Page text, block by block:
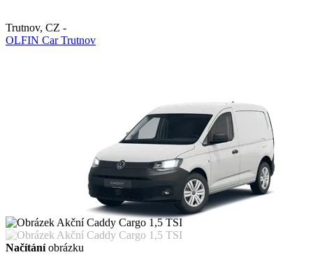
Trutnov, CZ -
OLFIN Car Trutnov
Načítáníobrázku